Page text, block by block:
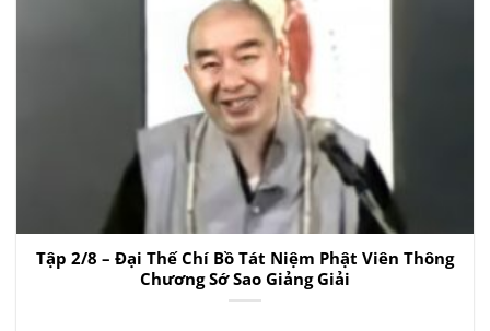
Tập 2/8 – Đại Thế Chí Bồ Tát Niệm Phật Viên Thông
Chương Sớ Sao Giảng Giải